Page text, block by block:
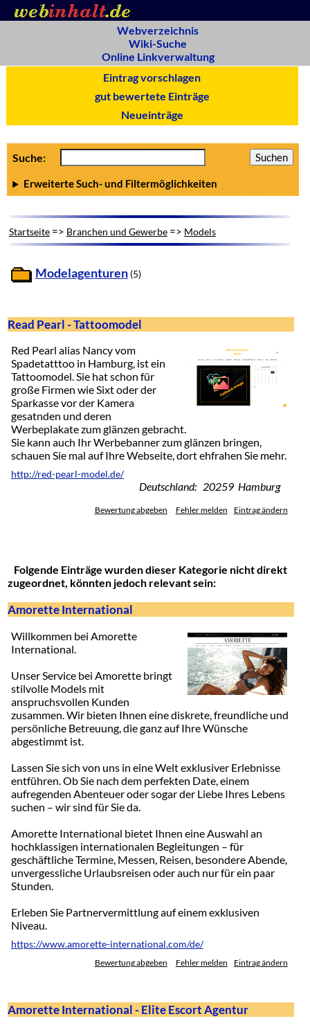
Webverzeichnis
Wiki-Suche
Online Linkverwaltung
Eintrag vorschlagen
gut bewertete Einträge
Neueinträge
Suche:
Erweiterte Such- und Filtermöglichkeiten
Startseite=> Branchen und Gewerbe=> Models
Modelagenturen (5)
Read Pearl - Tattoomodel
Red Pearl alias Nancy vom
Spadetatttoo in Hamburg, ist ein
Tattoomodel. Sie hat schon für
große Firmen wie Sixt oder der
Sparkasse vor der Kamera
gesatnden und deren
Werbeplakate zum glänzen gebracht.
Sie kann auch Ihr Werbebanner zum glänzen bringen,
schauen Sie mal auf Ihre Webseite, dort ehfrahen Sie mehr.
http://red-pearl-model.de/
Deutschland: 20259 Hamburg
Bewertung abgeben Fehler melden Eintrag ändern
Folgende Einträge wurden dieser Kategorie nicht direkt
zugeordnet, könnten jedoch relevant sein:
Amorette International
Willkommen bei Amorette
International.
Unser Service bei Amorette bringt
stilvolle Models mit
anspruchsvollen Kunden
zusammen. Wir bieten Ihnen eine diskrete, freundliche und
persönliche Betreuung, die ganz auf Ihre Wünsche
abgestimmt ist.
Lassen Sie sich von uns in eine Welt exklusiver Erlebnisse
entführen. Ob Sie nach dem perfekten Date, einem
aufregenden Abenteuer oder sogar der Liebe Ihres Lebens
suchen – wir sind für Sie da.
Amorette International bietet Ihnen eine Auswahl an
hochklassigen internationalen Begleitungen – für
geschäftliche Termine, Messen, Reisen, besondere Abende,
unvergessliche Urlaubsreisen oder auch nur für ein paar
Stunden.
Erleben Sie Partnervermittlung auf einem exklusiven
Niveau.
https://www.amorette-international.com/de/
Bewertung abgeben Fehler melden Eintrag ändern
Amorette International - Elite Escort Agentur